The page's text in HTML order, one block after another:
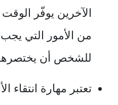
الآخرين يوفّر الوقت
من الأمور التي
للشخص أن يختصرها
تعتبر مهارة انتقاء